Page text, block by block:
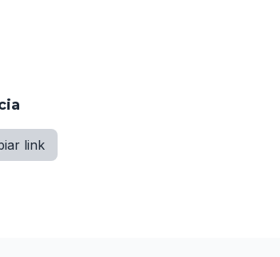
link